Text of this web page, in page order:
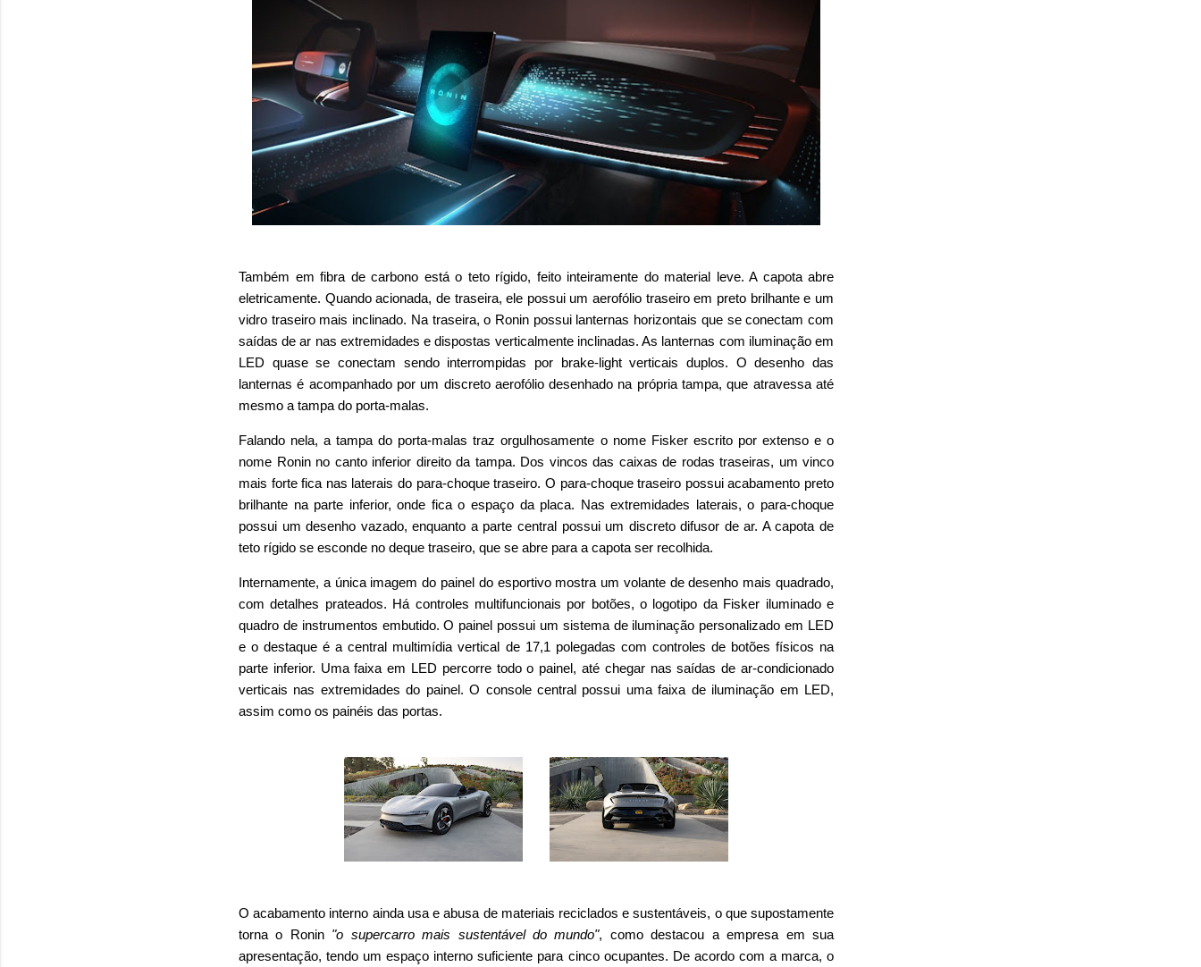
Também em fibra de carbono está o teto rígido, feito inteiramente do material leve. A capota abre
eletricamente. Quando acionada, de traseira, ele possui um aerofólio traseiro em preto brilhante e um
vidro traseiro mais inclinado. Na traseira, o Ronin possui lanternas horizontais que se conectam com
saídas de ar nas extremidades e dispostas verticalmente inclinadas. As lanternas com iluminação em
LED quase se conectam sendo interrompidas por brake-light verticais duplos. O desenho das
lanternas é acompanhado por um discreto aerofólio desenhado na própria tampa, que atravessa até
mesmo a tampa do porta-malas.
Falando nela, a tampa do porta-malas traz orgulhosamente o nome Fisker escrito por extenso e o
nome Ronin no canto inferior direito da tampa. Dos vincos das caixas de rodas traseiras, um vinco
mais forte fica nas laterais do para-choque traseiro. O para-choque traseiro possui acabamento preto
brilhante na parte inferior, onde fica o espaço da placa. Nas extremidades laterais, o para-choque
possui um desenho vazado, enquanto a parte central possui um discreto difusor de ar. A capota de
teto rígido se esconde no deque traseiro, que se abre para a capota ser recolhida.
Internamente, a única imagem do painel do esportivo mostra um volante de desenho mais quadrado,
com detalhes prateados. Há controles multifuncionais por botões, o logotipo da Fisker iluminado e
quadro de instrumentos embutido. O painel possui um sistema de iluminação personalizado em LED
e o destaque é a central multimídia vertical de 17,1 polegadas com controles de botões físicos na
parte inferior. Uma faixa em LED percorre todo o painel, até chegar nas saídas de ar-condicionado
verticais nas extremidades do painel. O console central possui uma faixa de iluminação em LED,
assim como os painéis das portas.
O acabamento interno ainda usa e abusa de materiais reciclados e sustentáveis, o que supostamente
torna o Ronin "o supercarro mais sustentável do mundo", como destacou a empresa em sua
apresentação, tendo um espaço interno suficiente para cinco ocupantes. De acordo com a marca, o